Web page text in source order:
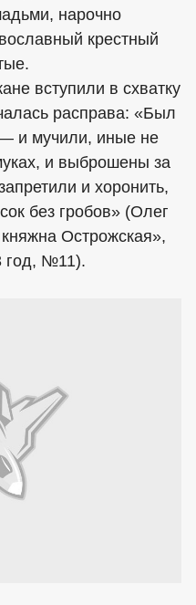
нарочно
крестный
вступили в схватку
расправа: «Был
и мучили, иные не
и выброшены за
и хоронить,
без гробов» (Олег
Острожская»,
год, №11).